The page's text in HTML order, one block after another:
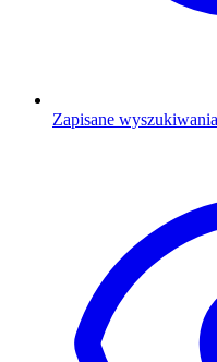
Zapisane wyszukiwania